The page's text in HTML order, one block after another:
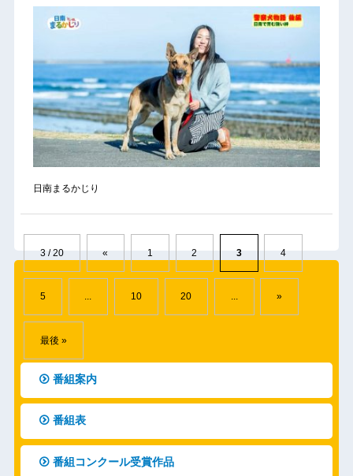
日南まるかじり
3 / 20 « 1 2 3 4
5 ... 10 20 ... »
最後 »
番組案内
番組表
番組コンクール受賞作品